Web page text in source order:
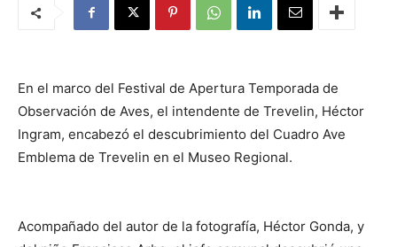
En el marco del Festival de Apertura Temporada de
Observación de Aves, el intendente de Trevelin, Héctor
Ingram, encabezó el descubrimiento del Cuadro Ave
Emblema de Trevelin en el Museo Regional.
Acompañado del autor de la fotografía, Héctor Gonda, y